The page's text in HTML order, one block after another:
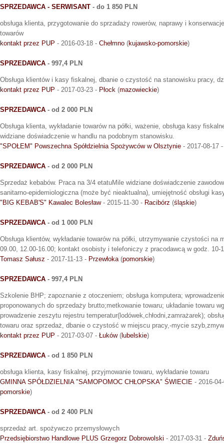
SPRZEDAWCA - SERWISANT - do 1 850 PLN
obsługa klienta, przygotowanie do sprzadaży rowerów, naprawy i
towarów
kontakt przez PUP - 2016-03-18 - Chełmno (kujawsko-pomorskie)
SPRZEDAWCA - 997,4 PLN
Obsługa klientów i kasy fiskalnej, dbanie o czystość na stanowisku pracy,
kontakt przez PUP - 2017-03-23 - Płock (mazowieckie)
SPRZEDAWCA - od 2 000 PLN
Obsługa klienta, wykładanie towarów na półki, ważenie, obsługa kasy
widziane doświadczenie w handlu na podobnym stanowisku.
"SPOŁEM" Powszechna Spółdzielnia Spożywców w Olsztynie - 2017-08-17
SPRZEDAWCA - od 2 000 PLN
Sprzedaż kebabów. Praca na 3/4 etatuMile widziane doświadczenie
sanitarno-epidemiologiczna (może być nieaktualna), umiejętność obsługi
"BIG KEBAB'S" Kawalec Bolesław- 2015-11-30 - Racibórz (śląskie)
SPRZEDAWCA - od 1 000 PLN
Obsługa klientów, wykładanie towarów na półki, utrzymywanie czystości na
09.00, 12.00-16.00; kontakt osobisty i telefoniczy z pracodawcą w godz. 10-
Tomasz Sałusz - 2017-11-13 - Przewłoka (pomorskie)
SPRZEDAWCA - 997,4 PLN
Szkolenie BHP; zapoznanie z otoczeniem; obsługa komputera;
proponowanych do sprzedaży brutto;metkowanie towaru; układanie towaru
prowadzenie zeszytu rejestru temperatur(lodówek,chłodni,zamrażarek);
towaru oraz sprzedaż, dbanie o czystość w miejscu pracy,-mycie
kontakt przez PUP - 2017-03-07 - Łuków(lubelskie)
SPRZEDAWCA - od 1 850 PLN
obsługa klienta, kasy fiskalnej, przyjmowanie towaru, wykładanie towaru
GMINNA SPÓŁDZIELNIA "SAMOPOMOC CHŁOPSKA" ŚWIECIE - 2016-
pomorskie)
SPRZEDAWCA - od 2 400 PLN
sprzedaż art. spożywczo przemysłowych
Przedsiębiorstwo Handlowe PLUS Grzegorz Dobrowolski - 2017-03-31 -